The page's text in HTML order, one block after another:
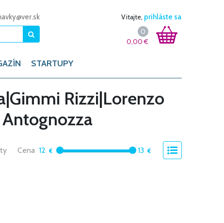
Vitajte, prihláste sa
0
0,00€
STARTUPY
Rizzi|Lorenzo
Cena 12 13